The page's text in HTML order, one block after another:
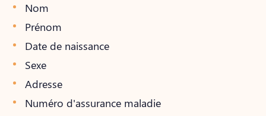
Nom
Prénom
Date de naissance
Sexe
Adresse
Numéro d'assurance maladie